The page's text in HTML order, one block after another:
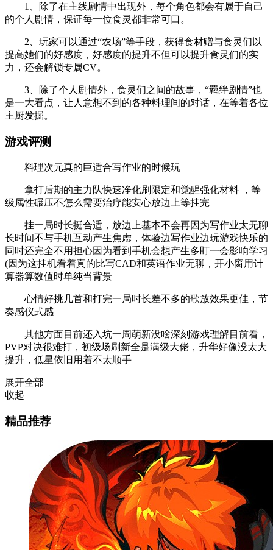
1、除了在主线剧情中出现外，每个角色都会有属于自己
的个人剧情，保证每一位食灵都非常可口。
2、玩家可以通过“农场”等手段，获得食材赠与食灵们以
提高她们的好感度，好感度的提升不但可以提升食灵们的实
力，还会解锁专属CV。
3、除了个人剧情外，食灵们之间的故事，“羁绊剧情”也
是一大看点，让人意想不到的各种料理间的对话，在等着各位
主厨发掘。
游戏评测
料理次元真的巨适合写作业的时候玩
拿打后期的主力队快速净化刷限定和觉醒强化材料 ，等
级属性碾压不怎么需要治疗能安心放边上等挂完
挂一局时长挺合适，放边上基本不会再因为写作业太无聊
长时间不与手机互动产生焦虑，体验边写作业边玩游戏快乐的
同时还完全不用担心因为看到手机会想产生多盯一会影响学习
(因为这挂机看着真的比写CAD和英语作业无聊，开小窗用计
算器算数值时单纯当背景
心情好挑几首和打完一局时长差不多的歌放效果更佳，节
奏感仪式感
其他方面目前还入坑一周萌新没啥深刻游戏理解目前看，
PVP对决很难打，初级场刷新全是满级大佬，升华好像没太大
提升，低星依旧用着不太顺手
展开全部
收起
精品推荐